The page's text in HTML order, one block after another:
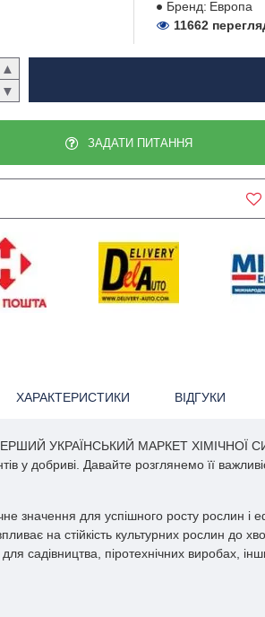
Бренд: Европа
11662
▲
▼
ЗАДАТИ ПИТАННЯ
ХАРАКТЕРИСТИКИ ВІДГУКИ
ПЕРШИЙ УКРАЇНСЬКИЙ МАРКЕТ
у добриві. Давайте розглянемо її
значення для успішного росту рослин
на стійкість культурних рослин до
садівництва, піротехнічних виробах,